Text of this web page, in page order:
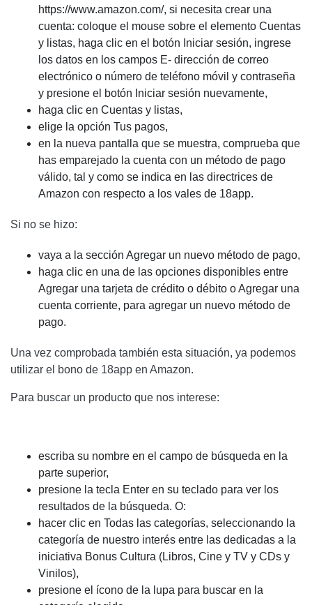
https://www.amazon.com/, si necesita crear una
cuenta: coloque el mouse sobre el elemento Cuentas
y listas, haga clic en el botón Iniciar sesión, ingrese
los datos en los campos E- dirección de correo
electrónico o número de teléfono móvil y contraseña
y presione el botón Iniciar sesión nuevamente,
haga clic en Cuentas y listas,
elige la opción Tus pagos,
en la nueva pantalla que se muestra, comprueba que
has emparejado la cuenta con un método de pago
válido, tal y como se indica en las directrices de
Amazon con respecto a los vales de 18app.
Si no se hizo:
vaya a la sección Agregar un nuevo método de pago,
haga clic en una de las opciones disponibles entre
Agregar una tarjeta de crédito o débito o Agregar una
cuenta corriente, para agregar un nuevo método de
pago.
Una vez comprobada también esta situación, ya podemos
utilizar el bono de 18app en Amazon.
Para buscar un producto que nos interese:
escriba su nombre en el campo de búsqueda en la
parte superior,
presione la tecla Enter en su teclado para ver los
resultados de la búsqueda. O:
hacer clic en Todas las categorías, seleccionando la
categoría de nuestro interés entre las dedicadas a la
iniciativa Bonus Cultura (Libros, Cine y TV y CDs y
Vinilos),
presione el ícono de la lupa para buscar en la